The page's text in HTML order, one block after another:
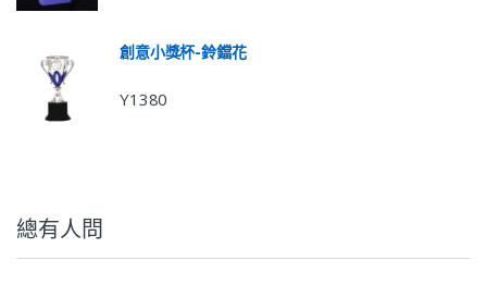
創意小獎杯-鈴鐺花
Y1380
總有人問